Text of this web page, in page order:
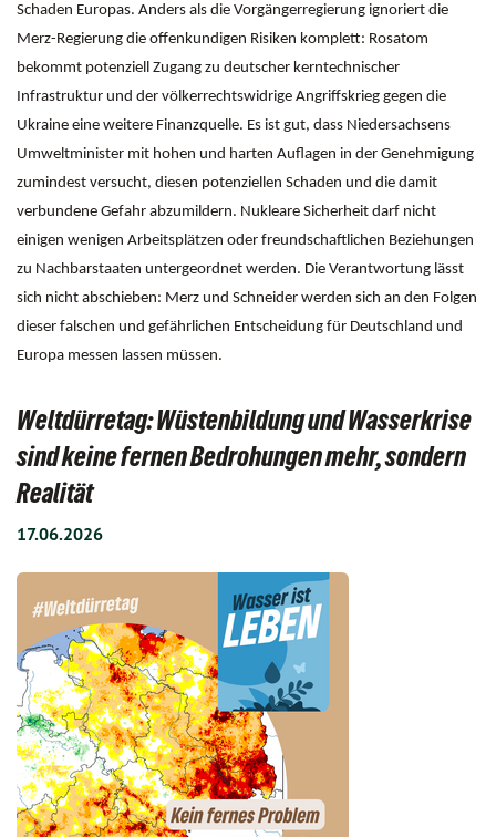
Schaden Europas. Anders als die Vorgängerregierung ignoriert die
Merz-Regierung die offenkundigen Risiken komplett: Rosatom
bekommt potenziell Zugang zu deutscher kerntechnischer
Infrastruktur und der völkerrechtswidrige Angriffskrieg gegen die
Ukraine eine weitere Finanzquelle. Es ist gut, dass Niedersachsens
Umweltminister mit hohen und harten Auflagen in der Genehmigung
zumindest versucht, diesen potenziellen Schaden und die damit
verbundene Gefahr abzumildern. Nukleare Sicherheit darf nicht
einigen wenigen Arbeitsplätzen oder freundschaftlichen Beziehungen
zu Nachbarstaaten untergeordnet werden. Die Verantwortung lässt
sich nicht abschieben: Merz und Schneider werden sich an den Folgen
dieser falschen und gefährlichen Entscheidung für Deutschland und
Europa messen lassen müssen.
Weltdürretag: Wüstenbildung und Wasserkrise
sind keine fernen Bedrohungen mehr, sondern
Realität
17.06.2026